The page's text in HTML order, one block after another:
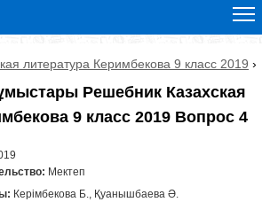
литература Керимбекова 9 класс 2019 ›
Решебник Казахская
9 класс 2019 Вопрос 4
Мектеп
Керімбекова Б., Қуанышбаева Ә.